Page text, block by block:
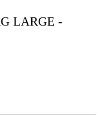
LARGE -